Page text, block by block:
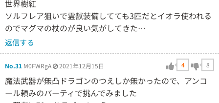
世界樹紅
ソルフレア狙いで霊獣装備してても3匹だとイオラ使われる
のでマグマの杖のが良い気がしてきた…
返信する
No.31 M0FWRgA 2021年12月15日 4 8
魔法武器が無凸ドラゴンのつえしか無かったので、アンコ
ール頼みのパーティで挑んでみました